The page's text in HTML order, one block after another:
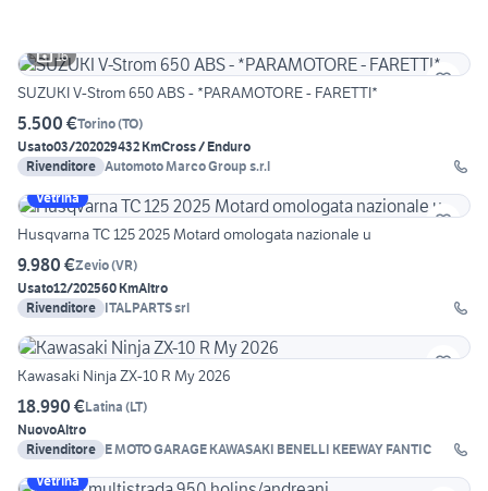
16
SUZUKI V-Strom 650 ABS - *PARAMOTORE - FARETTI*
5.500 €Torino(TO)
Usato03/202029432 KmCross / Enduro
Rivenditore Automoto Marco Group s.r.l
Vetrina
Husqvarna TC 125 2025 Motard omologata nazionale u
9.980 €Zevio(VR)
Usato12/202560 KmAltro
Rivenditore ITALPARTS srl
Kawasaki Ninja ZX-10 R My 2026
18.990 €Latina (LT)
NuovoAltro
Rivenditore E MOTO GARAGE KAWASAKI BENELLI KEEWAY FANTIC
Vetrina